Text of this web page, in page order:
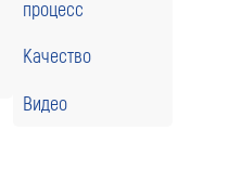
процесс
Качество
Видео